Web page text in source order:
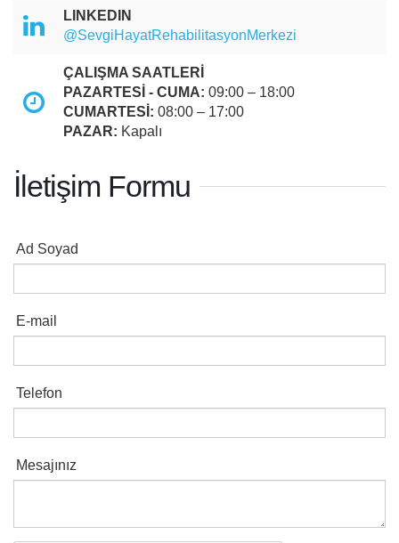
LINKEDIN
@SevgiHayatRehabilitasyonMerkezi
ÇALIŞMA SAATLERİ
PAZARTESİ - CUMA: 09:00 – 18:00
CUMARTESİ: 08:00 – 17:00
PAZAR: Kapalı
İletişim Formu
Ad Soyad
E-mail
Telefon
Mesajınız